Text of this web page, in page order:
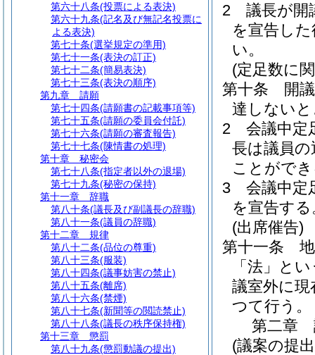
2
議長が開
を宣告し
い。
(定足数に
第十条
開
達しない
2
会議中定
長は議員
ことがで
3
会議中定
を宣告する
(出席催告)
第十一条
「法」と
議室外に
つて行う。
第二章
(議案の提
第六十八条(投票による表決)
第六十九条(記名及び無記名投票に
よる表決)
第七十条(選挙規定の準用)
第七十一条(表決の訂正)
第七十二条(簡易表決)
第七十三条(表決の順序)
第九章
請願
第七十四条(請願書の記載事項等)
第七十五条(請願の委員会付託)
第七十六条(請願の審査報告)
第七十七条(陳情書の処理)
第十章
秘密会
第七十八条(指定者以外の退場)
第七十九条(秘密の保持)
第十一章
辞職
第八十条(議長及び副議長の辞職)
第八十一条(議員の辞職)
第十二章
規律
第八十二条(品位の尊重)
第八十三条(服装)
第八十四条(議事妨害の禁止)
第八十五条(離席)
第八十六条(禁煙)
第八十七条(新聞等の閲読禁止)
第八十八条(議長の秩序保持権)
第十三章
懲罰
第八十九条(懲罰動議の提出)